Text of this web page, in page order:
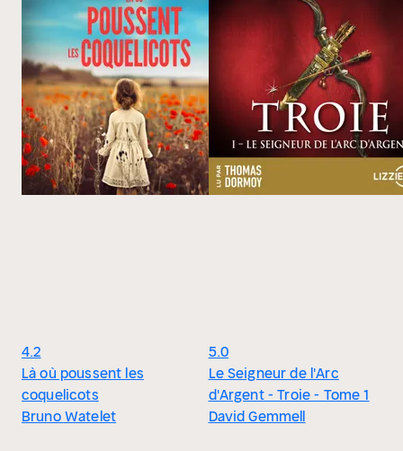
4.2
Là où poussent les
coquelicots
Bruno Watelet
5.0
Le Seigneur de l'Arc
d'Argent - Troie - Tome 1
David Gemmell